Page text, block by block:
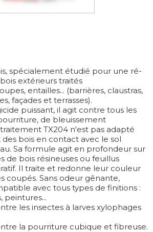
spécialement étudié pour une ré-
extérieurs traités
entailles... (barrières, claustras,
façades et terrasses).
puissant, il agit contre tous les
de bleuissement
TX204 n'est pas adapté
bois en contact avec le sol
Sa formule agit en profondeur sur
de bois résineuses ou feuillus
Il traite et redonne leur couleur
coupés. Sans odeur gênante,
avec tous types de finitions :
peintures...
les insectes à larves xylophages
la pourriture cubique et fibreuse.